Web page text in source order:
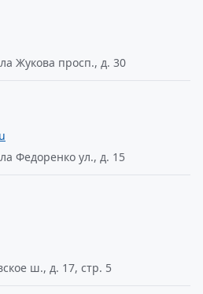
Жукова просп., д. 30
Федоренко ул., д. 15
ш., д. 17, стр. 5